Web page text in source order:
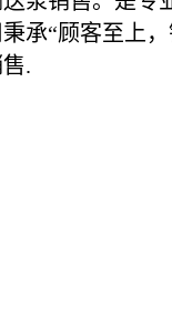
承“顾客至上
.